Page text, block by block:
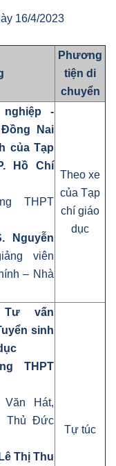
16/4/2023
Phương
tiện di
chuyển
-
Nai
của Tạp
Hồ Chí
THPT
Nguyễn
viên
– Nhà
Theo xe
của Tạp
chí giáo
dục
Tư vấn
sinh
THPT
Hát,
Thủ Đức
Thị Thu
Tự túc